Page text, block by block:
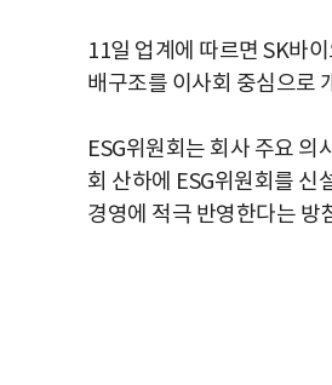
11일 업계에 따르면 SK바
배구조를 이사회 중심으로
ESG위원회는 회사 주요
회 산하에 ESG위원회를 신
경영에 적극 반영한다는 방